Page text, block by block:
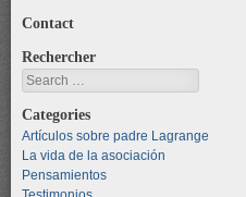
Contact
Rechercher
Search
Categories
Artículos sobre padre Lagrange
La vida de la asociación
Pensamientos